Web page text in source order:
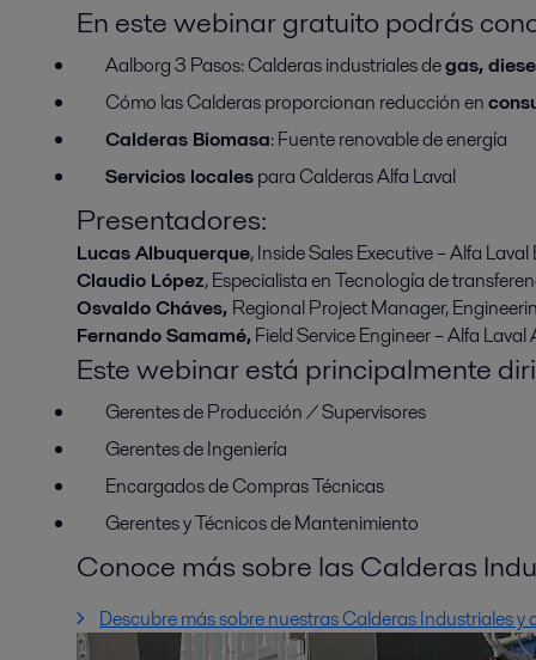
En este webinar gratuito podrás
Aalborg 3 Pasos: Calderas industriales degas,
Cómo las Calderas proporcionan reducción en
Calderas Biomasa: Fuente renovable de energía
Servicios localespara Calderas Alfa Laval
Presentadores:
Lucas Albuquerque, Inside Sales Executive – Alfa Laval
Claudio López, Especialista en Tecnología de
Osvaldo Cháves, Regional Project Manager,
Fernando Samamé,Field Service Engineer – Alfa
Este webinar está principalmente
Gerentes de Producción / Supervisores
Gerentes de Ingeniería
Encargados de Compras Técnicas
Gerentes y Técnicos de Mantenimiento
Conoce más sobre las Calderas
Descubre más sobre nuestras Calderas Industriales